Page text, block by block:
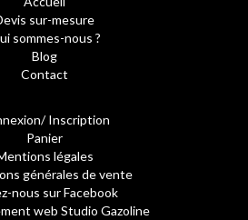
sur-mesure
sommes-nous ?
Blog
Contact
Inscription
Panier
légales
générales de vente
nous sur Facebook
web Studio Gazoline